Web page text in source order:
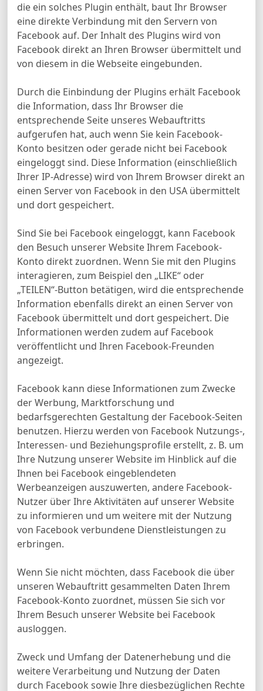
die ein solches Plugin enthält, baut Ihr Browser
eine direkte Verbindung mit den Servern von
Facebook auf. Der Inhalt des Plugins wird von
Facebook direkt an Ihren Browser übermittelt und
von diesem in die Webseite eingebunden.
Durch die Einbindung der Plugins erhält Facebook
die Information, dass Ihr Browser die
entsprechende Seite unseres Webauftritts
aufgerufen hat, auch wenn Sie kein Facebook-
Konto besitzen oder gerade nicht bei Facebook
eingeloggt sind. Diese Information (einschließlich
Ihrer IP-Adresse) wird von Ihrem Browser direkt an
einen Server von Facebook in den USA übermittelt
und dort gespeichert.
Sind Sie bei Facebook eingeloggt, kann Facebook
den Besuch unserer Website Ihrem Facebook-
Konto direkt zuordnen. Wenn Sie mit den Plugins
interagieren, zum Beispiel den „LIKE“ oder
„TEILEN“-Button betätigen, wird die entsprechende
Information ebenfalls direkt an einen Server von
Facebook übermittelt und dort gespeichert. Die
Informationen werden zudem auf Facebook
veröffentlicht und Ihren Facebook-Freunden
angezeigt.
Facebook kann diese Informationen zum Zwecke
der Werbung, Marktforschung und
bedarfsgerechten Gestaltung der Facebook-Seiten
benutzen. Hierzu werden von Facebook Nutzungs-,
Interessen- und Beziehungsprofile erstellt, z. B. um
Ihre Nutzung unserer Website im Hinblick auf die
Ihnen bei Facebook eingeblendeten
Werbeanzeigen auszuwerten, andere Facebook-
Nutzer über Ihre Aktivitäten auf unserer Website
zu informieren und um weitere mit der Nutzung
von Facebook verbundene Dienstleistungen zu
erbringen.
Wenn Sie nicht möchten, dass Facebook die über
unseren Webauftritt gesammelten Daten Ihrem
Facebook-Konto zuordnet, müssen Sie sich vor
Ihrem Besuch unserer Website bei Facebook
ausloggen.
Zweck und Umfang der Datenerhebung und die
weitere Verarbeitung und Nutzung der Daten
durch Facebook sowie Ihre diesbezüglichen Rechte